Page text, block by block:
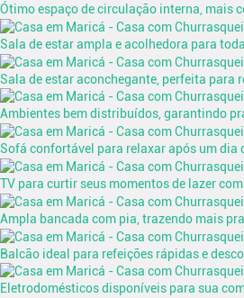
Ótimo espaço de circulação interna, mais
Sala de estar ampla e acolhedora para
Sala de estar aconchegante, perfeita para
Ambientes bem distribuídos, garantindo
Sofá confortável para relaxar após um dia
TV para curtir seus momentos de lazer
Ampla bancada com pia, trazendo mais
Balcão ideal para refeições rápidas e
Eletrodomésticos disponíveis para sua